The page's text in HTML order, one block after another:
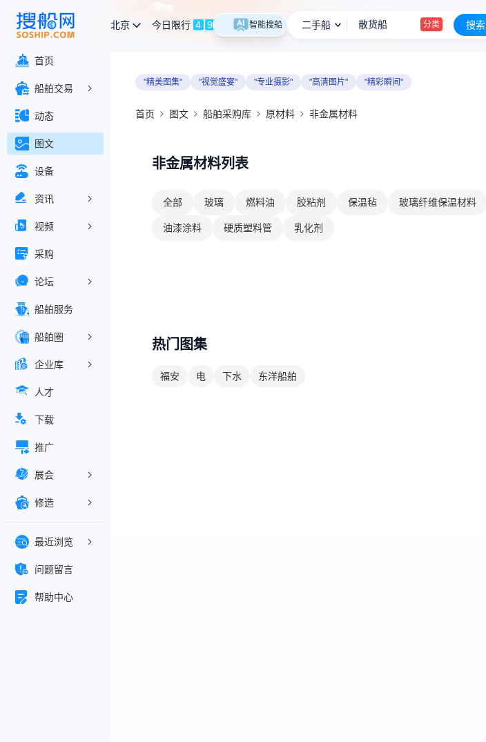
"精美图集" "视觉盛宴" "专业摄影" "高清图片" "精彩瞬间"
首页 图文 船舶采购库 原材料 非金属材料
非金属材料列表
全部 玻璃 燃料油 胶粘剂 保温毡 玻璃纤维保温材料
油漆涂料 硬质塑料管 乳化剂
热门图集
福安 电 下水 东洋船舶
北京 今日限行 4 9 智能搜船 二手船 信息
出售2013年3500吨成品油轮
搜索
首页
船舶交易
动态
图文
设备
资讯
视频
采购
论坛
船舶服务
船舶圏
企业库
人才
下载
推广
展会
修造
最近浏览
问题留言
帮助中心